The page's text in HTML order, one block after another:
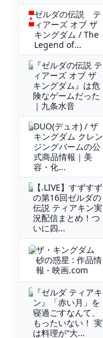
ゼルダの伝説 テ
ィアーズ オブ ザ
キングダム / The
Legend of...
『ゼルダの伝説 テ
ィアーズ オブ ザ
キングダム』は危
険なゲームだった
｜九条水音
DUO(デュオ) / ザ
キングダム クレン
ジングバームの公
式商品情報｜美
容・化...
【.LIVE】すずすず
の第16回ゼルダの
伝説 ティアキン実
況配信まとめ！つ
いに四...
ザ・キングダム
砂の惑星 : 作品情
報 - 映画.com
『ゼルダ ティアキ
ン』「赤い月」を
寝過ごすなんて、
もったいない！ 実
は料理が“大...